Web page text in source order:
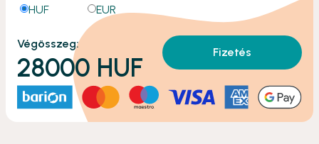
HUF EUR
Végösszeg:
28000 HUF
Fizetés